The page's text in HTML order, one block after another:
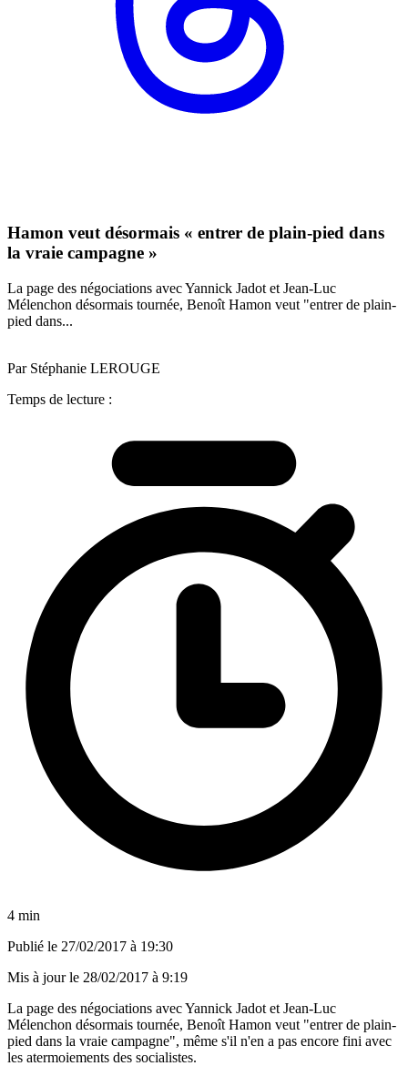
Hamon veut désormais « entrer de plain-pied dans
la vraie campagne »
La page des négociations avec Yannick Jadot et Jean-Luc
Mélenchon désormais tournée, Benoît Hamon veut "entrer de plain-
pied dans...
Par Stéphanie LEROUGE
Temps de lecture :
4 min
Publié le 27/02/2017 à 19:30
Mis à jour le 28/02/2017 à 9:19
La page des négociations avec Yannick Jadot et Jean-Luc
Mélenchon désormais tournée, Benoît Hamon veut "entrer de plain-
pied dans la vraie campagne", même s'il n'en a pas encore fini avec
les atermoiements des socialistes.